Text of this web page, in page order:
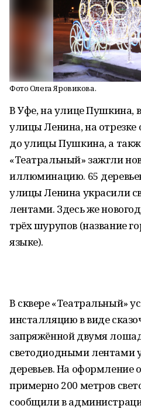
Фото Олега Яровикова.
В Уфе, на улице Пушкина,
улицы Ленина, на
до улицы Пушкина, а
«Театральный» зажгли
иллюминацию. 65
улицы Ленина украсили
лентами. Здесь же
трёх шурупов (название
языке).
В сквере «Театральный»
инсталляцию в виде
запряжённой двумя
светодиодными лентами
деревьев. На оформление
примерно 200 метров
сообщили в